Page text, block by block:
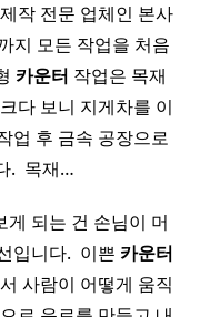
작 전문 업체인 본사
지 모든 작업을 처음
카운터 작업은 목재
다 보니 지게차를 이
업 후 금속 공장으로
. ​ 목재…
되는 건 손님이 머
입니다. ​ 이쁜 카운터
사람이 어떻게 움직